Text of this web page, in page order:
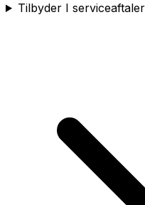
Tilbyder I